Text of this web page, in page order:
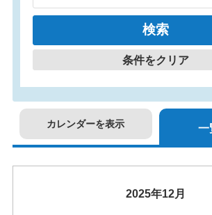
条件をクリア
カレンダーを表示 一
2025年12月